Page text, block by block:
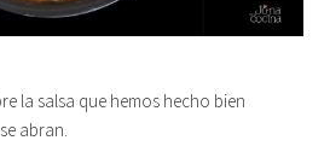
la salsa que hemos hecho bien
abran.